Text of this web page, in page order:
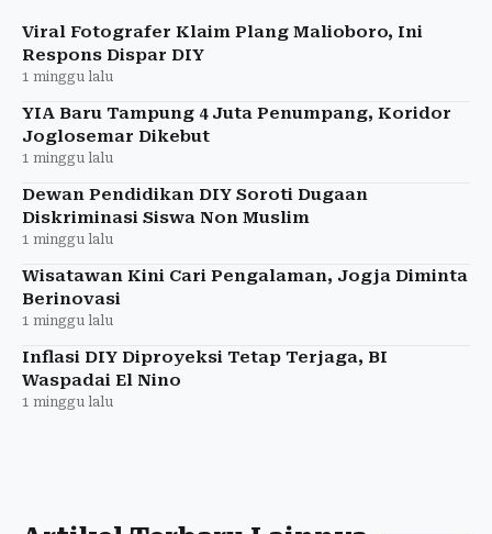
Viral Fotografer Klaim Plang Malioboro, Ini
Respons Dispar DIY
1 minggu lalu
YIA Baru Tampung 4 Juta Penumpang, Koridor
Joglosemar Dikebut
1 minggu lalu
Dewan Pendidikan DIY Soroti Dugaan
Diskriminasi Siswa Non Muslim
1 minggu lalu
Wisatawan Kini Cari Pengalaman, Jogja Diminta
Berinovasi
1 minggu lalu
Inflasi DIY Diproyeksi Tetap Terjaga, BI
Waspadai El Nino
1 minggu lalu